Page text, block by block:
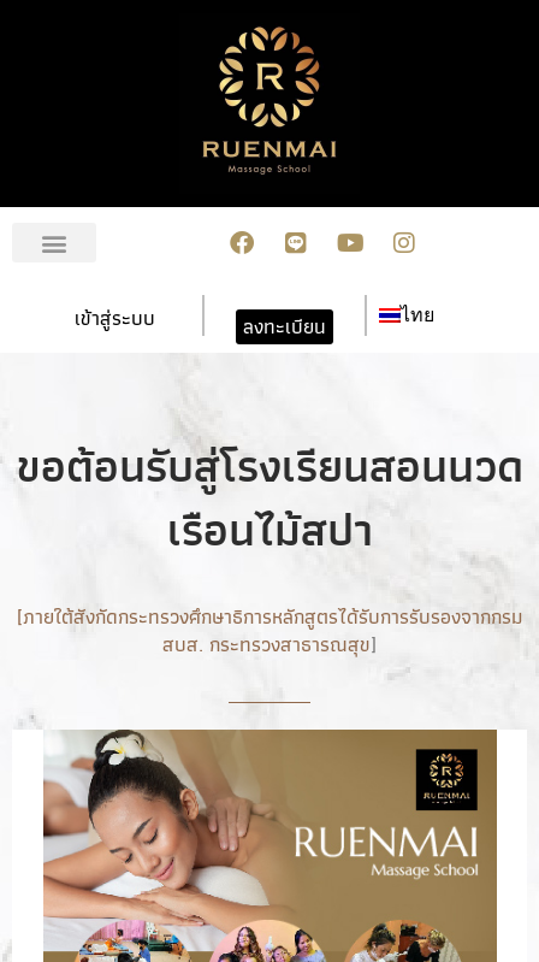
เข้าสู่ระบบ ลงทะเบียน ไทย
ขอต้อนรับสู่โรงเรียนสอนนวด
เรือนไม้สปา
[ภายใต้สังกัดกระทรวงศึกษาธิการหลักสูตรได้รับการรับรองจากกรม
สบส. กระทรวงสาธารณสุข]